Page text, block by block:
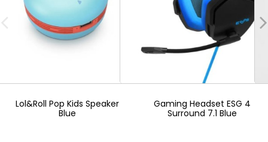
Lol&Roll Pop Kids Speaker
Blue
Gaming Headset ESG 4
Surround 7.1 Blue